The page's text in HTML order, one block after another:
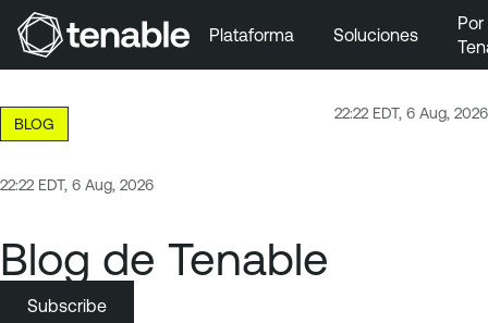
Ir al contenido principal
Ir al pie de página
Plataforma Soluciones
22:22 EDT, 6 Aug, 2026
BLOG
22:22 EDT, 6 Aug, 2026
Blog de Tenable
Subscribe